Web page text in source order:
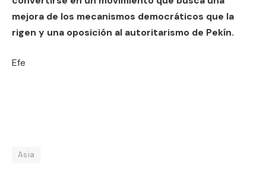
mejora de los mecanismos democráticos que la
rigen y una oposición al autoritarismo de Pekín.
Efe
Asia